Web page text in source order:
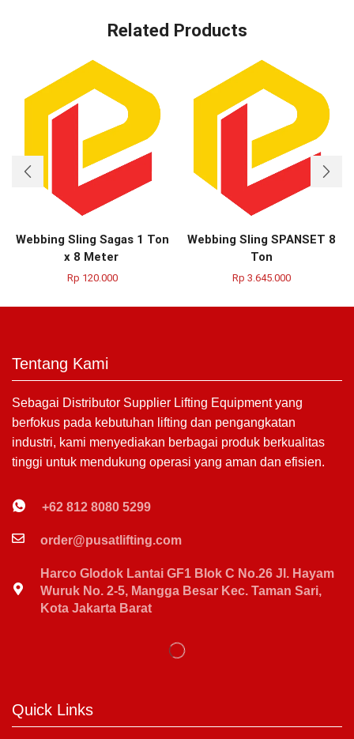
Related Products
Webbing Sling Sagas 1 Ton
x 8 Meter
Rp 120.000
Webbing Sling SPANSET 8
Ton
Rp 3.645.000
Tentang Kami
Sebagai Distributor Supplier Lifting Equipment yang
berfokus pada kebutuhan lifting dan pengangkatan
industri, kami menyediakan berbagai produk berkualitas
tinggi untuk mendukung operasi yang aman dan efisien.
+62 812 8080 5299
order@pusatlifting.com
Harco Glodok Lantai GF1 Blok C No.26 Jl. Hayam
Wuruk No. 2-5, Mangga Besar Kec. Taman Sari,
Kota Jakarta Barat
Quick Links